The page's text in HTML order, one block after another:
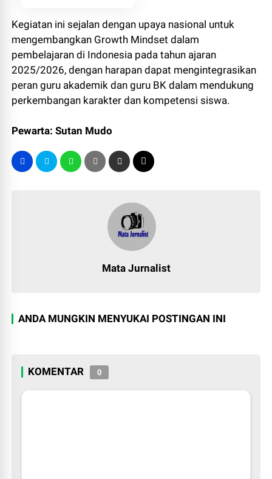
Kegiatan ini sejalan dengan upaya nasional untuk
mengembangkan Growth Mindset dalam
pembelajaran di Indonesia pada tahun ajaran
2025/2026, dengan harapan dapat mengintegrasikan
peran guru akademik dan guru BK dalam mendukung
perkembangan karakter dan kompetensi siswa.
Pewarta: Sutan Mudo
Mata Jurnalist
ANDA MUNGKIN MENYUKAI POSTINGAN INI
KOMENTAR 0